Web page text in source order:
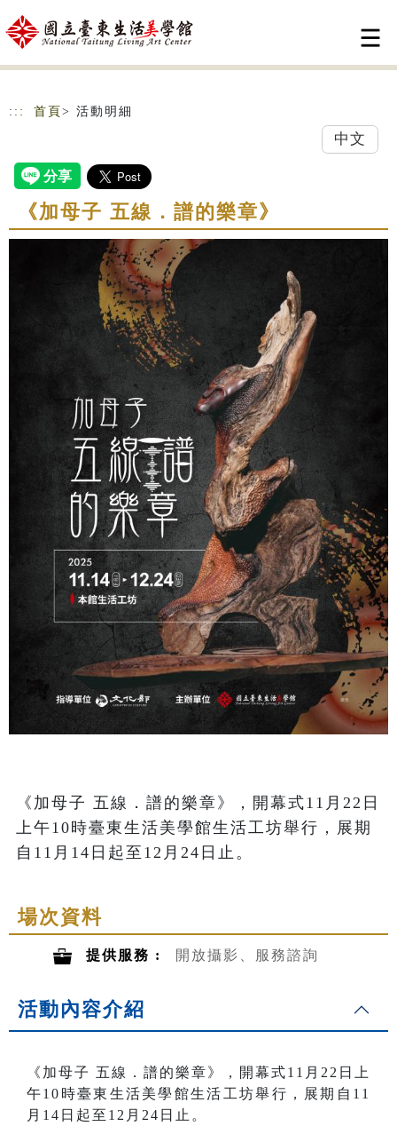
跳到主要內容
網站導覽
::: 首頁 > 活動明細
中文
《加母子 五線．譜的樂章》
《加母子 五線．譜的樂章》，開幕式11月22日
上午10時臺東生活美學館生活工坊舉行，展期
自11月14日起至12月24日止。
場次資料
提供服務 : 開放攝影、服務諮詢
活動內容介紹
《加母子 五線．譜的樂章》
，開幕式11月22日上
午10時臺東生活美學館生活工坊舉行，展期自11
月14日起至12月24日止。